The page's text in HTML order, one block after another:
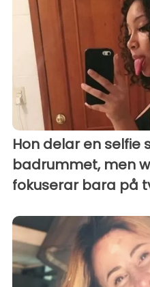
Hon delar en selfie
badrummet, men
fokuserar bara på